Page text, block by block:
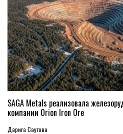
SAGA Metals реализовала
компании Orion Iron Ore
Дарига Саутова